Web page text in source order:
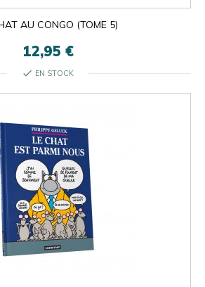
AU CONGO (TOME 5)
12,95 €
check EN STOCK